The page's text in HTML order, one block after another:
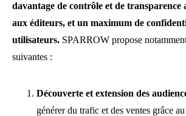
davantage de contrôle et de transparence
aux éditeurs, et un maximum de
utilisateurs. SPARROW propose
suivantes :
Découverte et extension des
générer du trafic et des ventes grâce